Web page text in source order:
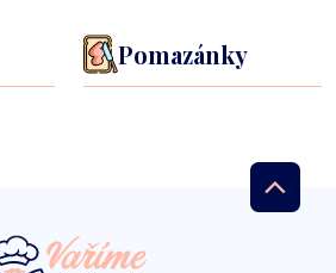
Pomazánky